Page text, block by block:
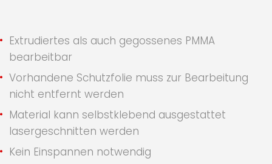
Extrudiertes als auch gegossenes PMMA
bearbeitbar
Vorhandene Schutzfolie muss zur Bearbeitung
nicht entfernt werden
Material kann selbstklebend ausgestattet
lasergeschnitten werden
Kein Einspannen notwendig